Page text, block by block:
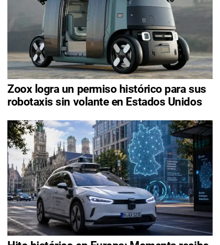
Zoox logra un permiso histórico para sus
robotaxis sin volante en Estados Unidos